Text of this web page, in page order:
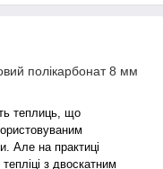
полікарбонат 8 мм
теплиць, що
Але на практиці
з двоскатним